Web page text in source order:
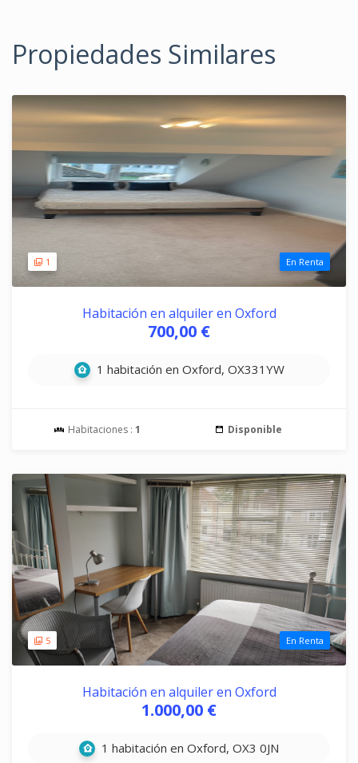
Propiedades Similares
1 En Renta
Habitación en alquiler en Oxford
700,00 €
1 habitación en Oxford, OX331YW
Habitaciones : 1 Disponible
5 En Renta
Habitación en alquiler en Oxford
1.000,00 €
1 habitación en Oxford, OX3 0JN